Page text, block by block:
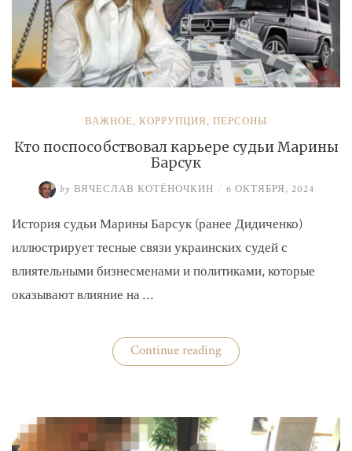
ВАЖНОЕ, КОРРУПЦИЯ, ПЕРСОНЫ
Кто поспособствовал карьере судьи Марины
Барсук
by ВЯЧЕСЛАВ КОТЁНОЧКИН / 6 ОКТЯБРЯ, 2024
История судьи Марины Барсук (ранее Дидиченко)
иллюстрирует тесные связи украинских судей с
влиятельными бизнесменами и политиками, которые
оказывают влияние на …
Continue reading«Кто
поспособствовал
Барсук»